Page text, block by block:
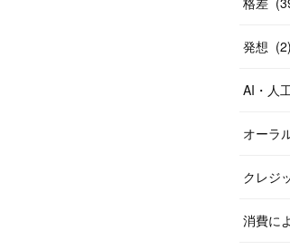
発想 (2)
AI・人
オーラ
クレジ
消費に